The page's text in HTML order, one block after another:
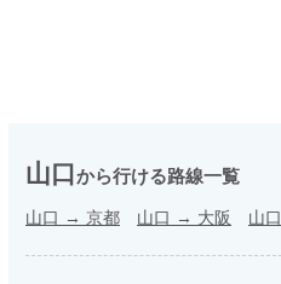
山口から行ける路線一覧
山口 → 京都 山口 → 大阪 山口